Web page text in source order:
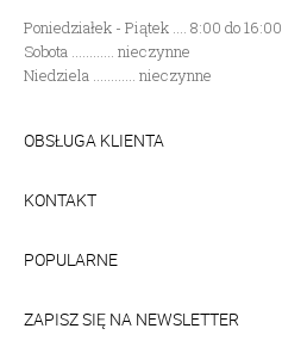
Poniedziałek - Piątek .... 8:00 do 16:00
Sobota ............ nieczynne
Niedziela ............ nieczynne
OBSŁUGA KLIENTA
KONTAKT
POPULARNE
ZAPISZ SIĘ NA NEWSLETTER